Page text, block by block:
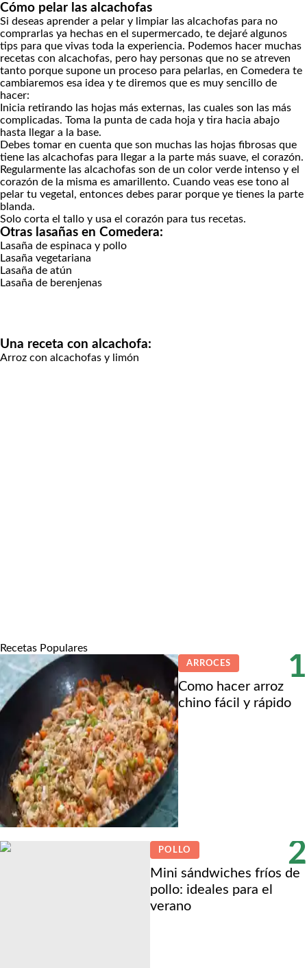
Cómo pelar las alcachofas
Si deseas aprender a pelar y limpiar las alcachofas para no
comprarlas ya hechas en el supermercado, te dejaré algunos
tips para que vivas toda la experiencia. Podemos hacer muchas
recetas con alcachofas, pero hay personas que no se atreven
tanto porque supone un proceso para pelarlas, en Comedera te
cambiaremos esa idea y te diremos que es muy sencillo de
hacer:
Inicia retirando las hojas más externas, las cuales son las más
complicadas. Toma la punta de cada hoja y tira hacia abajo
hasta llegar a la base.
Debes tomar en cuenta que son muchas las hojas fibrosas que
tiene las alcachofas para llegar a la parte más suave, el corazón.
Regularmente las alcachofas son de un color verde intenso y el
corazón de la misma es amarillento. Cuando veas ese tono al
pelar tu vegetal, entonces debes parar porque ye tienes la parte
blanda.
Solo corta el tallo y usa el corazón para tus recetas.
Otras lasañas en Comedera:
Lasaña de espinaca y pollo
Lasaña vegetariana
Lasaña de atún
Lasaña de berenjenas
Una receta con alcachofa:
Arroz con alcachofas y limón
Recetas Populares
1
ARROCES
Como hacer arroz
chino fácil y rápido
2
POLLO
Mini sándwiches fríos de
pollo: ideales para el
verano